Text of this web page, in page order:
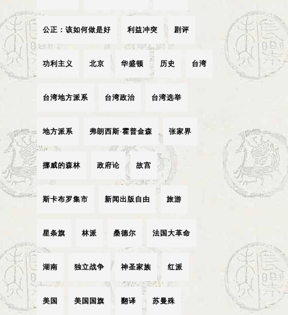
公正：该如何做是好 利益冲突 剧评
功利主义 北京 华盛顿 历史 台湾
台湾地方派系 台湾政治 台湾选举
地方派系 弗朗西斯·霍普金森 张家界
挪威的森林 政府论 故宫
斯卡布罗集市 新闻出版自由 旅游
星条旗 林派 桑德尔 法国大革命
湖南 独立战争 神圣家族 红派
美国 美国国旗 翻译 苏曼殊